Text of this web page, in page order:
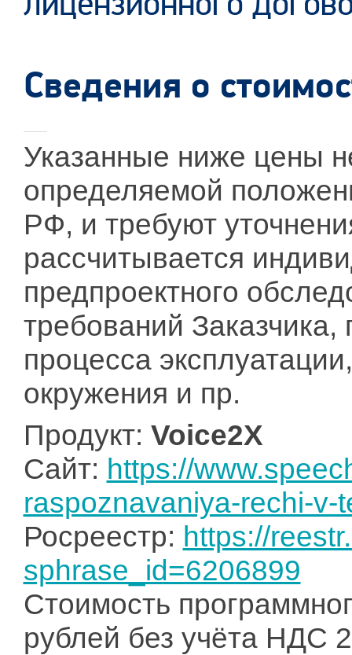
Сведения о
Указанные ниже цены
определяемой
РФ, и требуют
рассчитывается
предпроектного
требований
процесса
окружения и пр.
Продукт: Voice2X
Сайт: https://
raspoznavaniya-rechi-v-
Росреестр: https://
sphrase_id=6206899
Стоимость
рублей без учёта НДС